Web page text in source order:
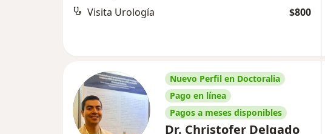
Visita Urología $800
Nuevo Perfil en Doctoralia
Pago en línea
Pagos a meses disponibles
Dr. Christofer Delgado